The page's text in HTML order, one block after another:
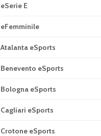
eSerie E
eFemminile
Atalanta eSports
Benevento eSports
Bologna eSports
Cagliari eSports
Crotone eSports